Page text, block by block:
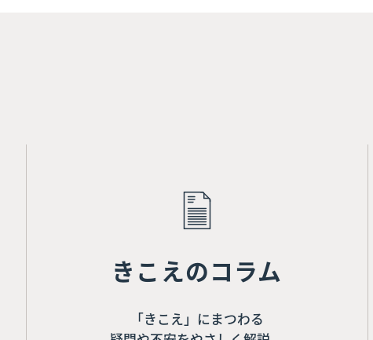
きこえのコラム
「きこえ」にまつわる